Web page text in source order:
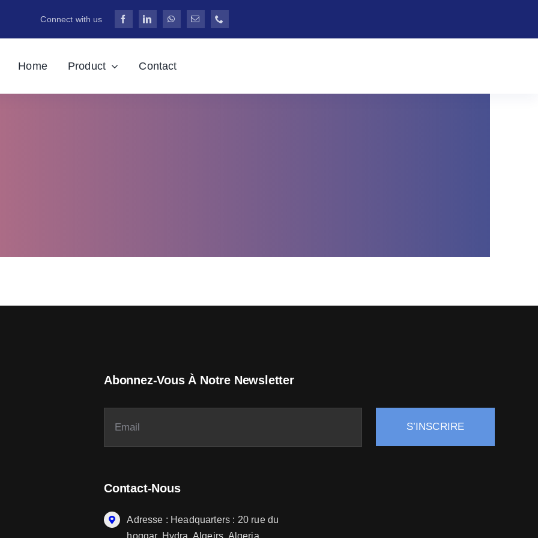
Connect with us
Home Product Contact
Abonnez-Vous À Notre Newsletter
S’INSCRIRE
Contact-Nous
Adresse : Headquarters : 20 rue du
hoggar, Hydra, Algeirs, Algeria.